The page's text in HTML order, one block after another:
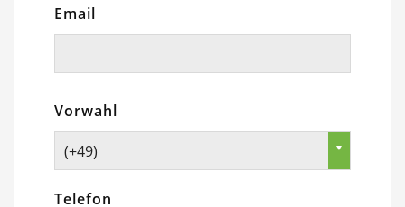
Email
Vorwahl
(+49)
Telefon